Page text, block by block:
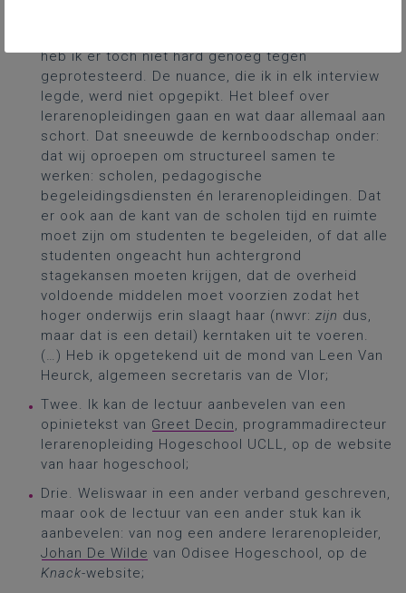
heb ik er toch niet hard genoeg tegen
geprotesteerd. De nuance, die ik in elk interview
legde, werd niet opgepikt. Het bleef over
lerarenopleidingen gaan en wat daar allemaal aan
schort. Dat sneeuwde de kernboodschap onder:
dat wij oproepen om structureel samen te
werken: scholen, pedagogische
begeleidingsdiensten én lerarenopleidingen. Dat
er ook aan de kant van de scholen tijd en ruimte
moet zijn om studenten te begeleiden, of dat alle
studenten ongeacht hun achtergrond
stagekansen moeten krijgen, dat de overheid
voldoende middelen moet voorzien zodat het
hoger onderwijs erin slaagt haar (nwvr: zijn dus,
maar dat is een detail) kerntaken uit te voeren.
(…) Heb ik opgetekend uit de mond van Leen Van
Heurck, algemeen secretaris van de Vlor;
Twee. Ik kan de lectuur aanbevelen van een
opinietekst van Greet Decin, programmadirecteur
lerarenopleiding Hogeschool UCLL, op de website
van haar hogeschool;
Drie. Weliswaar in een ander verband geschreven,
maar ook de lectuur van een ander stuk kan ik
aanbevelen: van nog een andere lerarenopleider,
Johan De Wilde van Odisee Hogeschool, op de
Knack-website;